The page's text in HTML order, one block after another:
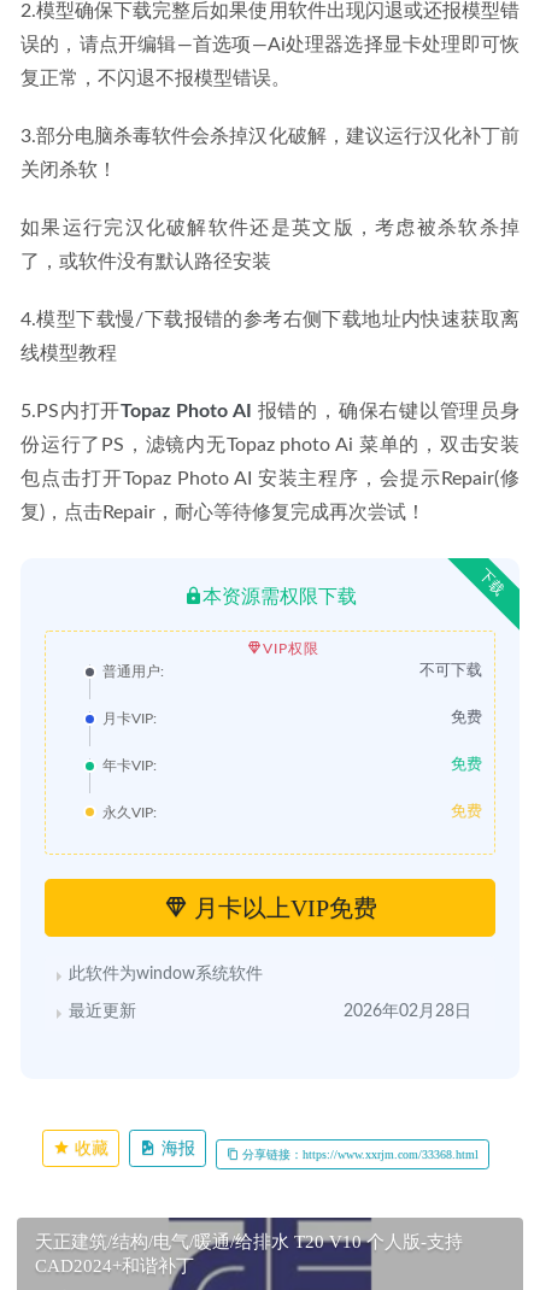
2.模型确保下载完整后如果使用软件出现闪退或还报模型错
误的，请点开编辑—首选项—Ai处理器选择显卡处理即可恢
复正常，不闪退不报模型错误。
3.部分电脑杀毒软件会杀掉汉化破解，建议运行汉化补丁前
关闭杀软！
如果运行完汉化破解软件还是英文版，考虑被杀软杀掉
了，或软件没有默认路径安装
4.模型下载慢/下载报错的参考右侧下载地址内快速获取离
线模型教程
5.PS内打开Topaz Photo AI
报错的，确保右键以管理员身
份运行了PS，滤镜内无Topaz photo Ai 菜单的，双击安装
包点击打开Topaz Photo AI 安装主程序，会提示Repair(修
复)，点击Repair，耐心等待修复完成再次尝试！
下载
本资源需权限下载
VIP权限
普通用户:
不可下载
月卡VIP: 免费
年卡VIP: 免费
永久VIP: 免费
月卡以上VIP免费
此软件为window系统软件
最近更新 2026年02月28日
收藏 海报 分享链接：https://www.xxrjm.com/33368.html
天正建筑/结构/电气/暖通/给排水 T20 V10 个人版-支持
CAD2024+和谐补丁